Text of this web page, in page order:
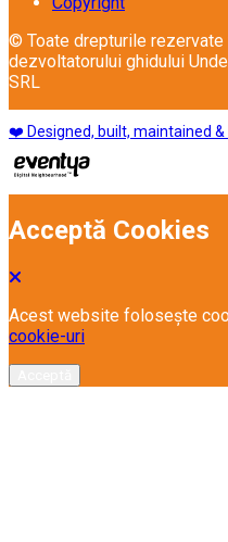
© Toate drepturile
dezvoltatorului ghidului
SRL
❤️ Designed, built, maintained &
Acceptă Cookies
Acest website folosește
cookie-uri